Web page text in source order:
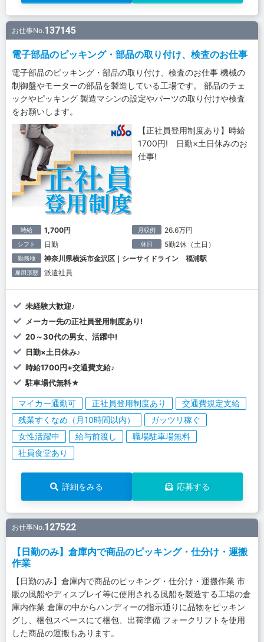
お仕事No.137145
電子部品のピッキング・部品の取り付け、検査のお仕事
電子部品のピッキング・部品の取り付け、検査のお仕事 機械の
制御盤やモーターの部品を製造している工場です。 部品のチェ
ックやピッキング 製造マシンの設定やパーツの取り付けや検査
をお願いします。
【正社員登用制度あり】時給
1700円! 日勤×土日休みのお
仕事!
時給 1,700円 月収例 26.6万円
シフト 日勤 休日 5勤2休（土日）
勤務地 神奈川県横浜市金沢区｜シーサイドライン 福浦駅
雇用形態 派遣社員
未経験大歓迎♪
メーカー先の正社員登用制度あり!
20～30代の男女、活躍中!
日勤×土日休み♪
時給1700円+交通費支給♪
駐車場代無料★
マイカー通勤可 正社員登用制度あり
交通費規定支給
残業すくなめ（月10時間以内）
ガッツリ稼ぐ
女性活躍中
給与前渡し
職場駐車場無料
社員食堂あり
詳細をみる 応募する
お仕事No.127522
【日勤のみ】倉庫内で商品のピッキング・仕分け・運搬
作業
【日勤のみ】倉庫内で商品のピッキング・仕分け・運搬作業 市
販の風船やディスプレイ等に使用される風船を製造する工場の倉
庫内作業 倉庫の中からハンディーの指示通りに品物をピッキン
グし、梱包スペースにて梱包、出荷準備 フォークリフトを使用
した商品の運搬もあります。